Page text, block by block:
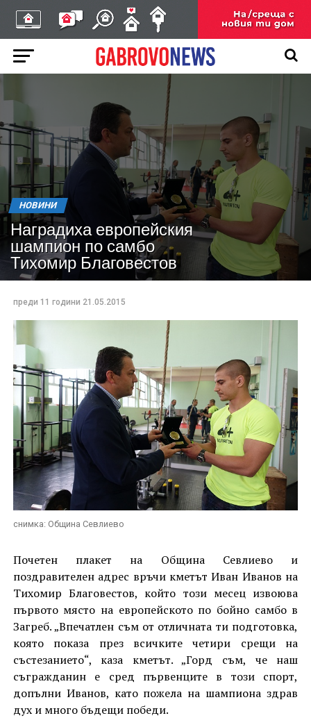
НОВИНИ
Наградиха европейския
шампион по самбо
Тихомир Благовестов
преди 11 години 21.05.2015
снимка: Община Севлиево
Почетен плакет на Община Севлиево и
поздравителен адрес връчи кметът Иван Иванов на
Тихомир Благовестов, който този месец извоюва
първото място на европейското по бойно самбо в
Загреб. „Впечатлен съм от отличната ти подготовка,
която показа през всичките четири срещи на
състезанието“, каза кметът. „Горд съм, че наш
съгражданин е сред първенците в този спорт,
допълни Иванов, като пожела на шампиона здрав
дух и много бъдещи победи.